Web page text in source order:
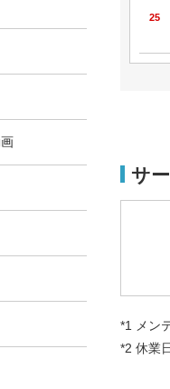
25
サ
*1 メン
*2 休業